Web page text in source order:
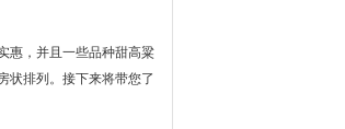
惠，并且一些品种甜高粱
状排列。接下来将带您了